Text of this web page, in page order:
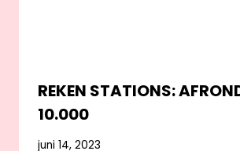
REKEN STATIONS:
10.000
juni 14, 2023